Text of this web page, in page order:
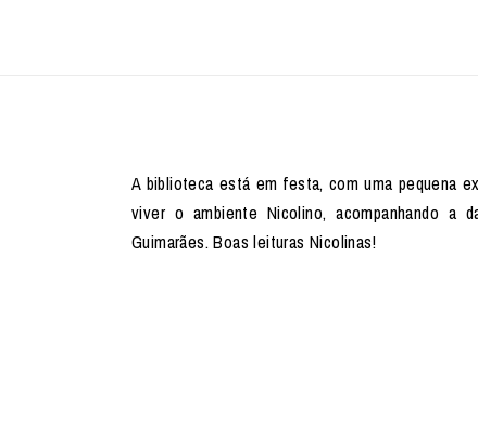
A biblioteca está em festa, com uma pequena
viver o ambiente Nicolino, acompanhando a
Guimarães. Boas leituras Nicolinas!